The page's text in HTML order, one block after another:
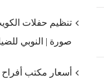
تنظيم حفلات
صورة | النوبي
أسعار مكتب